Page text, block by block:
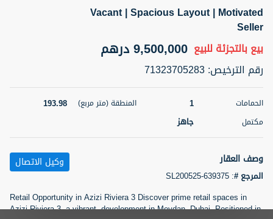
2BR Golf, Pool & Villa View | 3 Bathrooms | 1,274.77 Sq
Ft | Ellington House II
شقةللبيع 4,100,000 درهم
2
3
مربع)
118.34
المعروض
غير مفروش /ة
اسم الوسيط
TATIANA VEBER
رقم الوسيط
5 أشهر +
Vacant | Spacious Layout | Motivated
Seller
بيع بالتجزئة للبيع 9,500,000 درهم
رقم الترخيص:
71323705283
الحمامات 1 المنطقة (متر مربع) 193.98
مكتمل جاهز
وصف العقار
المرجع #:
SL200525-639375
وكيل الاتصال
Retail Opportunity in Azizi Riviera 3 Discover prime retail spaces in
Azizi Riviera 3, a vibrant development in Meydan, Dubai. Positioned in
تصفية